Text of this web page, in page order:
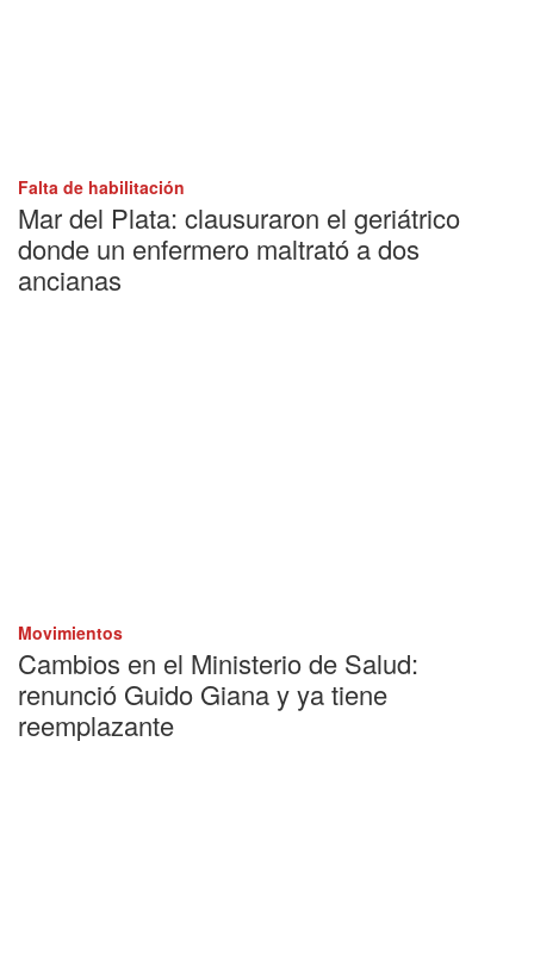
Falta de habilitación
Mar del Plata: clausuraron el geriátrico
donde un enfermero maltrató a dos
ancianas
Movimientos
Cambios en el Ministerio de Salud:
renunció Guido Giana y ya tiene
reemplazante